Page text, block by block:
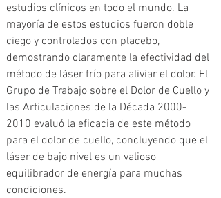
estudios clínicos en todo el mundo. La
mayoría de estos estudios fueron doble
ciego y controlados con placebo,
demostrando claramente la efectividad del
método de láser frío para aliviar el dolor. El
Grupo de Trabajo sobre el Dolor de Cuello y
las Articulaciones de la Década 2000-
2010 evaluó la eficacia de este método
para el dolor de cuello, concluyendo que el
láser de bajo nivel es un valioso
equilibrador de energía para muchas
condiciones.